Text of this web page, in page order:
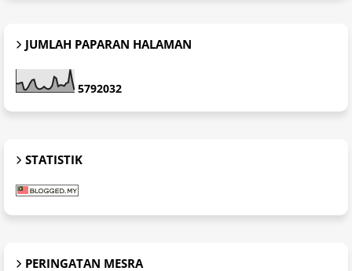
JUMLAH PAPARAN HALAMAN
5792032
STATISTIK
PERINGATAN MESRA